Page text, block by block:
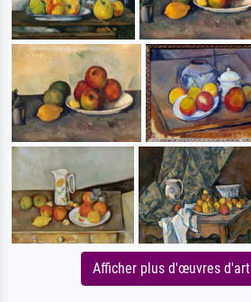
Afficher plus d'œuvres